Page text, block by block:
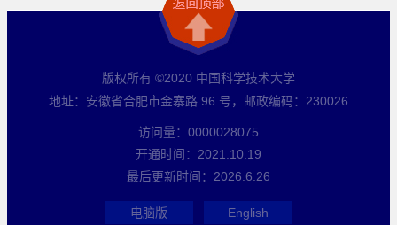
版权所有 ©2020 中国科学技术大学
地址：安徽省合肥市金寨路 96 号，邮政编码：230026
访问量： 0000028075
开通时间： 2021 10 19
最后更新时间： 2026 6 26
电脑版 English